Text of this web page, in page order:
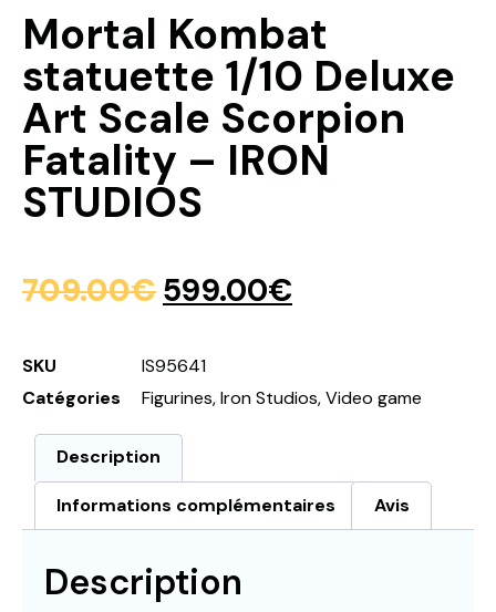
Mortal Kombat
statuette 1/10 Deluxe
Art Scale Scorpion
Fatality – IRON
STUDIOS
709.00€599.00€
SKU
IS95641
Catégories
Figurines,Iron Studios,Video game
Description
Informations complémentaires Avis
Description